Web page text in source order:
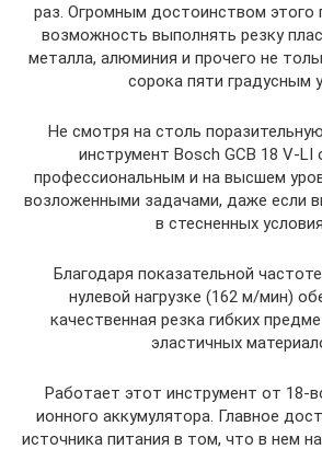
раз. Огромным достоинством этого
возможность выполнять резку
металла, алюминия и прочего не
сорока пяти градусным
Не смотря на столь
инструмент Bosch GCB 18 V-LI
профессиональным и на высшем
возложенными задачами, даже если
в стесненных
Благодаря показательной
нулевой нагрузке (162 м/мин)
качественная резка гибких
эластичных
Работает этот инструмент от 18-
ионного аккумулятора. Главное
источника питания в том, что в нем